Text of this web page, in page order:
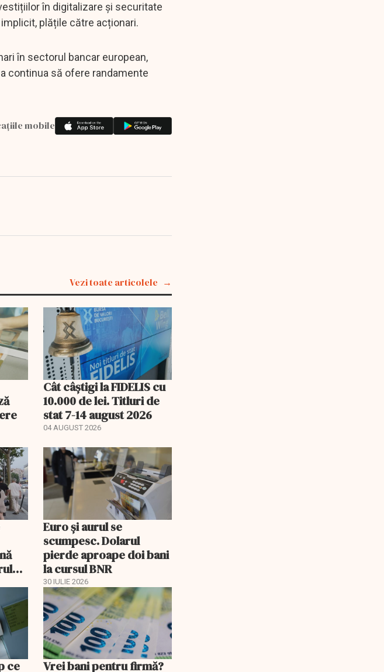
în digitalizare și securitate
plățile către acționari.
în sectorul bancar european,
continua să ofere randamente
mobile
Vezi toate articolele
Cât câștigi la FIDELIS cu
10.000 de lei. Titluri de
stat 7-14 august 2026
04 AUGUST 2026
Euro și aurul se
scumpesc. Dolarul
pierde aproape doi bani
la cursul BNR
30 IULIE 2026
ce Vrei bani pentru firmă?